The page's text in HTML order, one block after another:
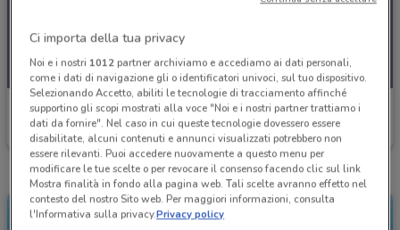
McDonald's
Scade domenica
Ci importa della tua privacy
Noi e i nostri 1012partner archiviamo e accediamo ai dati personali,
come i dati di navigazione gli o identificatori univoci, sul tuo dispositivo.
Selezionando Accetto, abiliti le tecnologie di tracciamento affinché
supportino gli scopi mostrati alla voce "Noi e i nostri partner trattiamo i
dati da fornire". Nel caso in cui queste tecnologie dovessero essere
disabilitate, alcuni contenuti e annunci visualizzati potrebbero non
essere rilevanti. Puoi accedere nuovamente a questo menu per
modificare le tue scelte o per revocare il consenso facendo clic sul link
Mostra finalità in fondo alla pagina web. Tali scelte avranno effetto nel
contesto del nostro Sito web. Per maggiori informazioni, consulta
l'Informativa sulla privacy.Privacy policy